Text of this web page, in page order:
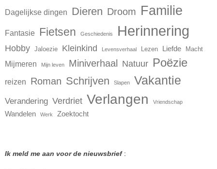
Dagelijkse dingen Dieren Droom Familie
Fantasie Fietsen Geschiedenis Herinnering
Hobby Jaloezie Kleinkind Levensverhaal Lezen Liefde Macht
Mijmeren Mijn leven Miniverhaal Natuur Poëzie
reizen Roman Schrijven Slapen Vakantie
Verandering Verdriet Verlangen Vriendschap
Wandelen Werk Zoektocht
Ik meld me aan voor de nieuwsbrief: